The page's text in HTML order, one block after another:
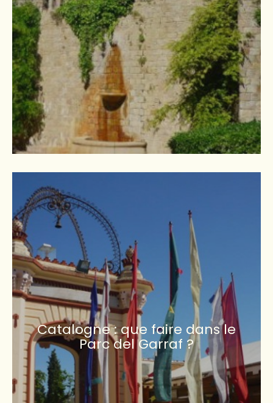
Catalogne : que faire dans le
Parc del Garraf ?